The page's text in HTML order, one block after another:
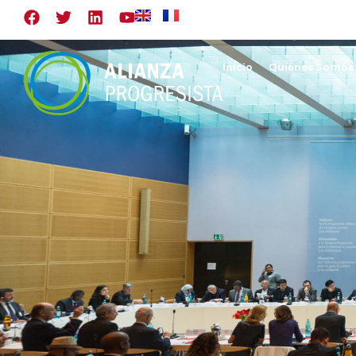
Inicio Quiénes Somos